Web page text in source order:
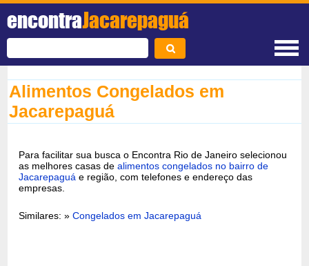
encontraJacarepaguá
Alimentos Congelados em
Jacarepaguá
Para facilitar sua busca o Encontra Rio de Janeiro selecionou
as melhores casas dealimentos congelados no bairro de
Jacarepaguá e região, com telefones e endereço das
empresas.
Similares: »Congelados em Jacarepaguá